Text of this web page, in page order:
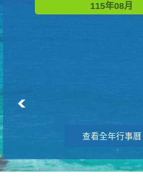
115年08月
查看全年行事曆